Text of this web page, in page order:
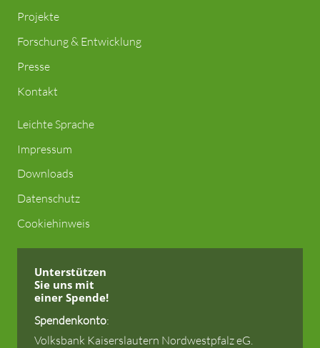
Projekte
Forschung & Entwicklung
Presse
Kontakt
Leichte Sprache
Impressum
Downloads
Datenschutz
Cookiehinweis
Unterstützen
Sie uns mit
einer Spende!
Spendenkonto:
Volksbank Kaiserslautern Nordwestpfalz eG.